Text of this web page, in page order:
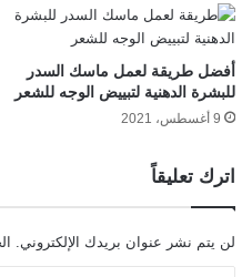
أفضل طريقة لعمل ماسك السدر
للبشرة الدهنية لتبييض الوجه للشعر
9 أغسطس، 2021
اترك تعليقاً
لن يتم نشر عنوان بريدك الإلكتروني.